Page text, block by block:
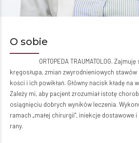
O sobie
ORTOPEDA TRAUMATOLOG.
kręgosłupa, zmian zwyrodnieniowych stawów
kości i ich powikłań. Główny nacisk kładę na
Zależy mi, aby pacjent zrozumiał istotę
osiągnięciu dobrych wyników leczenia.
ramach „małej chirurgii”, iniekcje dostawowe
rany.